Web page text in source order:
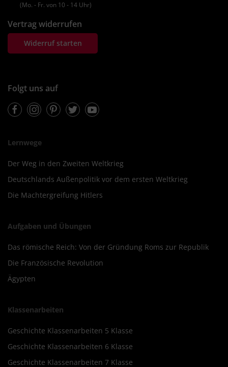
(Mo. ‐ Fr. von 10 ‐ 14 Uhr)
Vertrag widerrufen
Widerruf starten
Folgt uns auf
FacebookInstagramPinterestTwitterYoutube
Lernwege
Der Weg in den Zweiten Weltkrieg
Deutschlands Außenpolitik vor dem ersten Weltkrieg
Die Machtergreifung Hitlers
Aufgaben und Übungen
Das römische Reich: Von der Gründung Roms zur Republik
Die Französische Revolution
Ägypten
Klassenarbeiten
Geschichte Klassenarbeiten 5 Klasse
Geschichte Klassenarbeiten 6 Klasse
Geschichte Klassenarbeiten 7 Klasse